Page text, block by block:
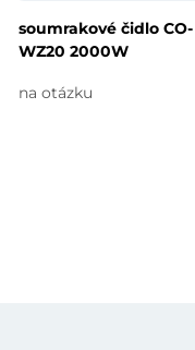
soumrakové čidlo CO-
WZ20 2000W
na otázku